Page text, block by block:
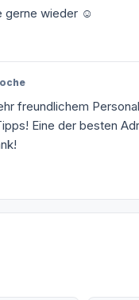
gerne wieder ☺️
freundlichem
Eine der besten